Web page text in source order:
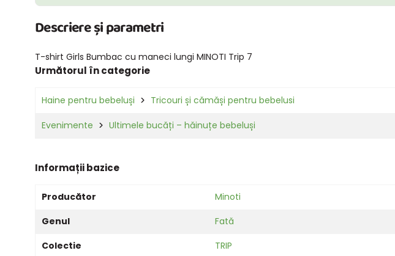
Descriere și parametri
T-shirt Girls Bumbac cu maneci lungi MINOTI Trip 7
Următorul în categorie
Haine pentru bebeluși Tricouri și cămăși pentru bebelusi
Evenimente Ultimele bucăți – hăinuțe bebeluși
Informații bazice
Producător
Minoti
Genul
Fată
Colectie
TRIP